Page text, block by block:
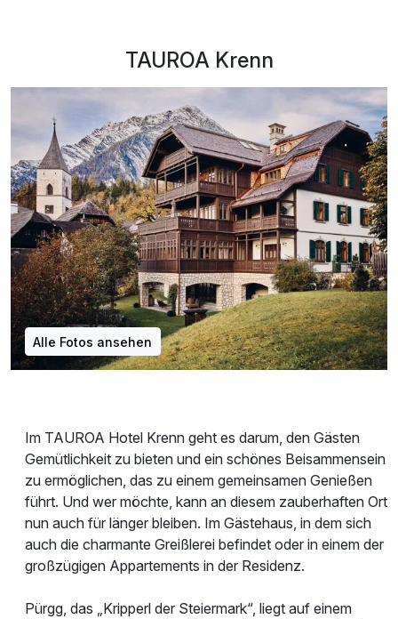
TAUROA Krenn
Alle Fotos ansehen
Im TAUROA Hotel Krenn geht es darum, den Gästen
Gemütlichkeit zu bieten und ein schönes Beisammensein
zu ermöglichen, das zu einem gemeinsamen Genießen
führt. Und wer möchte, kann an diesem zauberhaften Ort
nun auch für länger bleiben. Im Gästehaus, in dem sich
auch die charmante Greißlerei befindet oder in einem der
großzügigen Appartements in der Residenz.
Pürgg, das „Kripperl der Steiermark“, liegt auf einem